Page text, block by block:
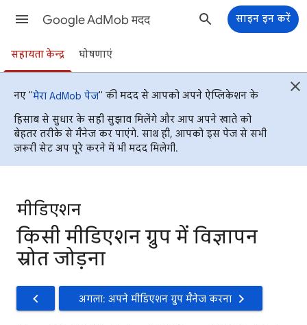
Google AdMob मदद साइन इन करें
सहायता केन्द्र घोषणाएं
नए "मेरा AdMob पेज" की मदद से आपको अपने ऐप्लिकेशन के
हिसाब से सुधार के सही सुझाव मिलेंगे और आप अपने खाते को
बेहतर तरीके से मैनेज कर पाएंगे. साथ ही, आपको इस पेज से सभी
ज़रूरी सेट अप पूरे करने में भी मदद मिलेगी.
मीडिएशन
किसी मीडिएशन ग्रुप में विज्ञापन
स्रोत जोड़ना
अगला: अपने मीडिएशन ग्रुप मैनेज करना